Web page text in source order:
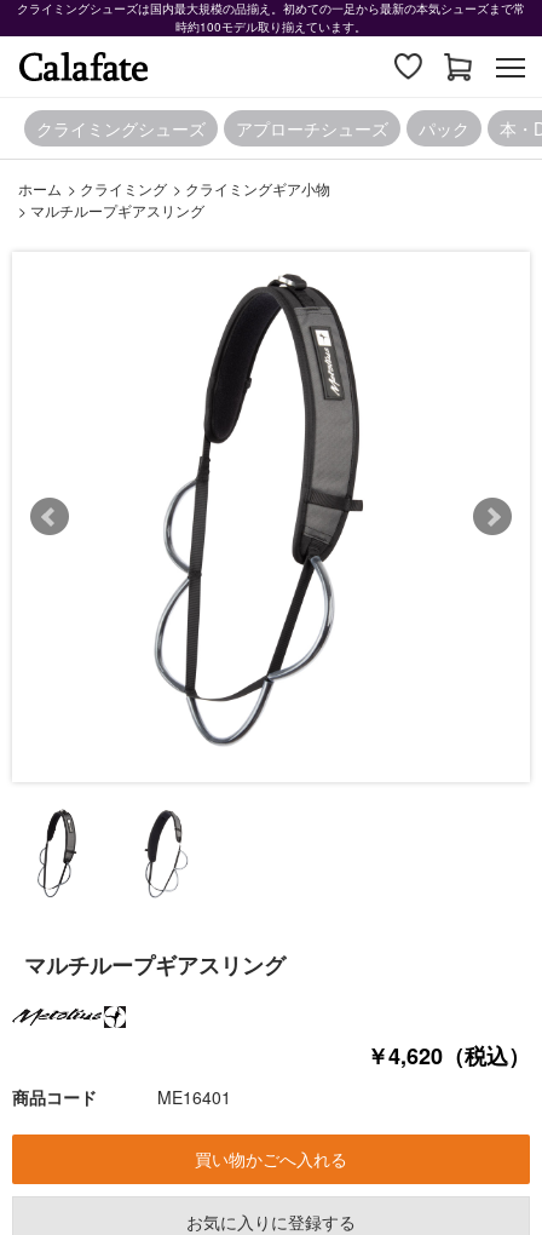
クライミングシューズは国内最大規模の品揃え。初めての一足から最新の本気シューズまで常
時約100モデル取り揃えています。
クライミングシューズ アプローチシューズ パック 本・
ホーム > クライミング > クライミングギア小物
> マルチループギアスリング
マルチループギアスリング
￥4,620（税込）
商品コード ME16401
お気に入りに登録する